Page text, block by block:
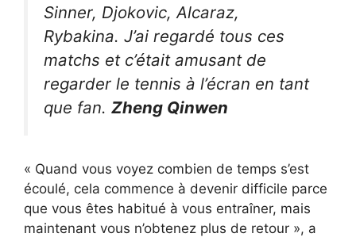
Sinner, Djokovic, Alcaraz,
Rybakina. J’ai regardé tous ces
matchs et c’était amusant de
regarder le tennis à l’écran en tant
que fan. Zheng Qinwen
« Quand vous voyez combien de temps s’est
écoulé, cela commence à devenir difficile parce
que vous êtes habitué à vous entraîner, mais
maintenant vous n’obtenez plus de retour », a